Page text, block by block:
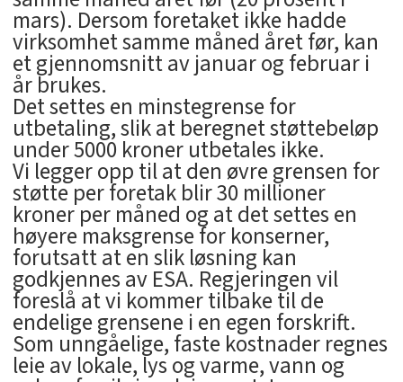
mars). Dersom foretaket ikke hadde
virksomhet samme måned året før, kan
et gjennomsnitt av januar og februar i
år brukes.
Det settes en minstegrense for
utbetaling, slik at beregnet støttebeløp
under 5000 kroner utbetales ikke.
Vi legger opp til at den øvre grensen for
støtte per foretak blir 30 millioner
kroner per måned og at det settes en
høyere maksgrense for konserner,
forutsatt at en slik løsning kan
godkjennes av ESA. Regjeringen vil
foreslå at vi kommer tilbake til de
endelige grensene i en egen forskrift.
Som unngåelige, faste kostnader regnes
leie av lokale, lys og varme, vann og